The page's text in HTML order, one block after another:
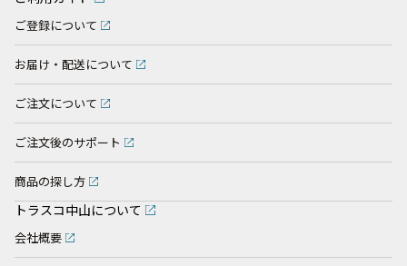
ご登録について
お届け・配送について
ご注文について
ご注文後のサポート
商品の探し方
トラスコ中山について
会社概要